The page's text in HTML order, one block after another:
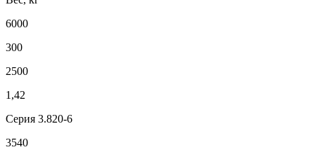
6000
300
2500
1,42
Серия 3.820-6
3540